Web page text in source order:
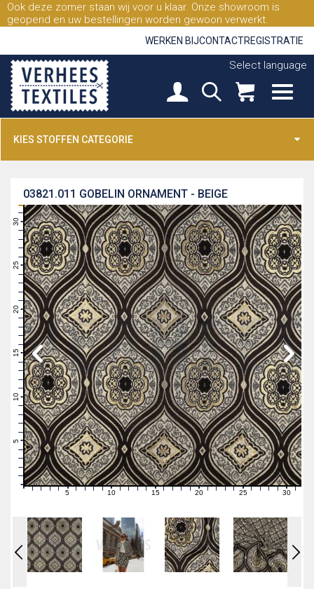
Ook deze zomer staan wij voor u klaar. Onze showroom is
geopend en uw bestellingen worden gewoon verwerkt.
WERKEN BIJCONTACTREGISTRATIE
Select language
KIES STOFFEN CATEGORIE
GOBELIN ORNAMENT - BEIGE
03821.011
0
1
2
3
4
5
6
7
8
9
10
11
12
13
14
15
16
17
18
19
20
21
22
23
24
25
26
27
28
29
30
31
0 1 2 3 4 5 6 7 89101112131415161718192021222324252627282930 31